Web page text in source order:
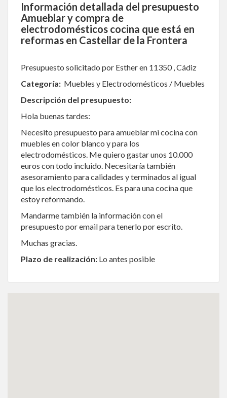
Información detallada del presupuesto
Amueblar y compra de
electrodomésticos cocina que está en
reformas en Castellar de la Frontera
Presupuesto solicitado por Esther en 11350 , Cádiz
Categoría: Muebles y Electrodomésticos / Muebles
Descripción del presupuesto:
Hola buenas tardes:
Necesito presupuesto para amueblar mi cocina con
muebles en color blanco y para los
electrodomésticos. Me quiero gastar unos 10.000
euros con todo incluido. Necesitaría también
asesoramiento para calidades y terminados al igual
que los electrodomésticos. Es para una cocina que
estoy reformando.
Mandarme también la información con el
presupuesto por email para tenerlo por escrito.
Muchas gracias.
Plazo de realización: Lo antes posible